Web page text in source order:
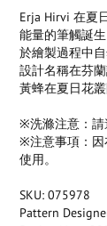
Erja Hirvi 在夏
能量的筆觸誕
於繪製過程中
設計名稱在芬
黃蜂在夏日花
※洗滌注意：請
※注意事項：因
使用。
SKU: 075978
Pattern